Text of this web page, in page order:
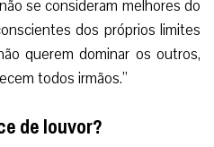
se consideram melhores do
dos próprios limites
querem dominar os outros,
todos irmãos.”
de louvor?